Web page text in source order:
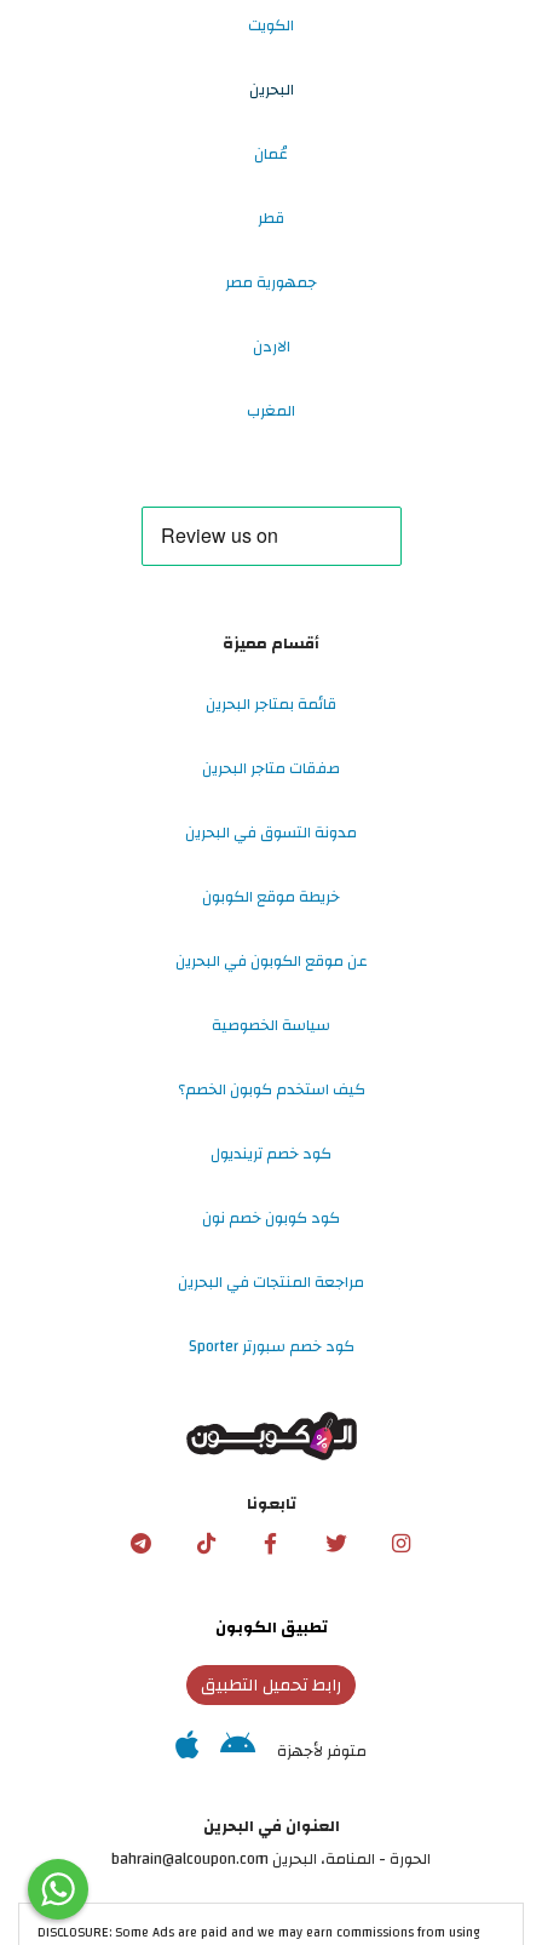
الكويت
البحرين
عُمان
قطر
جمهورية مصر
الاردن
المغرب
أقسام مميزة
قائمة بمتاجر البحرين
صفقات متاجر البحرين
مدونة التسوق في البحرين
خريطة موقع الكوبون
عن موقع الكوبون في البحرين
سياسة الخصوصية
كيف استخدم كوبون الخصم؟
كود خصم ترينديول
كود كوبون خصم نون
مراجعة المنتجات في البحرين
كود خصم سبورتر Sporter
تابعونا
تطبيق الكوبون
رابط تحميل التطبيق
متوفر لأجهزة
العنوان في البحرين
الحورة - المنامة‎، البحرين bahrain@alcoupon.com
DISCLOSURE: Some Ads are paid and we may earn commissions from using